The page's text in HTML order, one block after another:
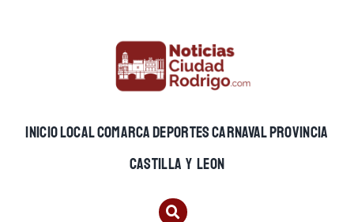
INICIOLOCALCOMARCADEPORTESCARNAVALPROVINCIA
CASTILLA Y LEON